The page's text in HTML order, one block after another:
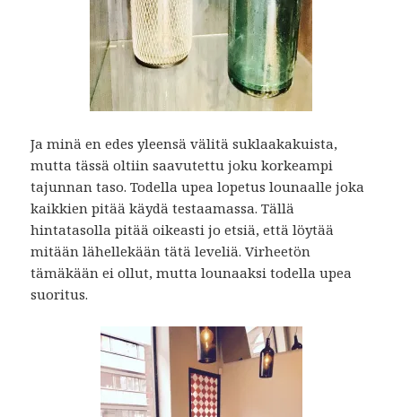
Ja minä en edes yleensä välitä suklaakakuista,
mutta tässä oltiin saavutettu joku korkeampi
tajunnan taso. Todella upea lopetus lounaalle joka
kaikkien pitää käydä testaamassa. Tällä
hintatasolla pitää oikeasti jo etsiä, että löytää
mitään lähellekään tätä leveliä. Virheetön
tämäkään ei ollut, mutta lounaaksi todella upea
suoritus.